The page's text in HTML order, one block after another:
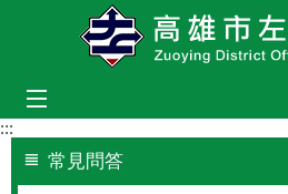
跳到主要內容區塊
:::
常見問答